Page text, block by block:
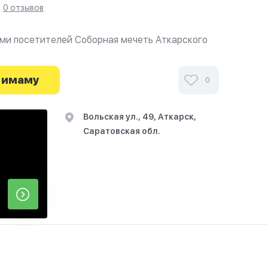
0 отзывов
посетителей Соборная мечеть Аткарского
и узнайте о часах работы. Ваше
здесь.
имаму 0
Вольская ул., 49, Аткарск,
Саратовская обл.